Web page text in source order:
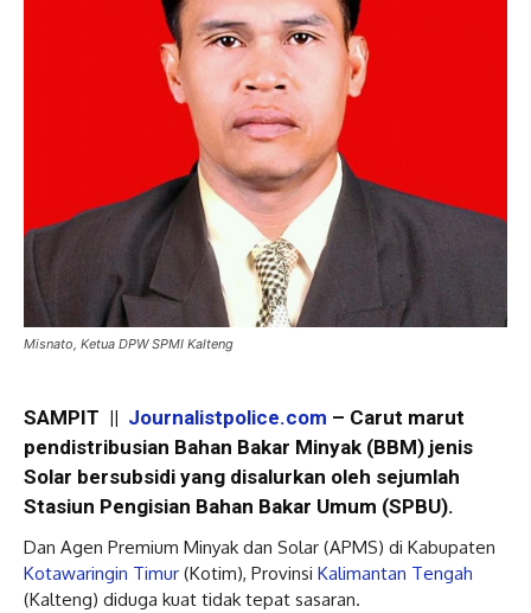
Misnato, Ketua DPW SPMI Kalteng
SAMPIT || Journalistpolice.com – Carut marut
pendistribusian Bahan Bakar Minyak (BBM) jenis
Solar bersubsidi yang disalurkan oleh sejumlah
Stasiun Pengisian Bahan Bakar Umum (SPBU).
Dan Agen Premium Minyak dan Solar (APMS) di Kabupaten
Kotawaringin Timur (Kotim), Provinsi Kalimantan Tengah
(Kalteng) diduga kuat tidak tepat sasaran.